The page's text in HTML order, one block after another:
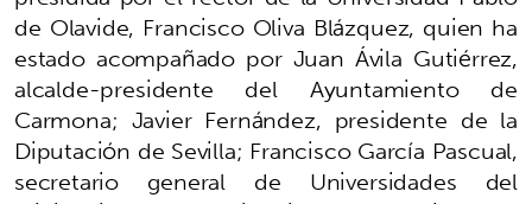
de Olavide, Francisco Oliva Blázquez, quien ha
estado acompañado por Juan Ávila Gutiérrez,
alcalde-presidente del Ayuntamiento de
Carmona; Javier Fernández, presidente de la
Diputación de Sevilla; Francisco García Pascual,
secretario general de Universidades del